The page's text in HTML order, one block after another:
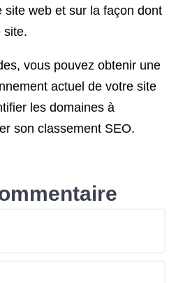
site web et sur la façon dont
site.
vous pouvez obtenir une
actuel de votre site
les domaines à
son classement SEO.